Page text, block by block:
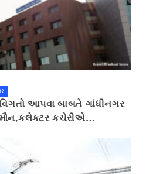
આપવા બાબતે ગાંધીનગર
કચેરીએ